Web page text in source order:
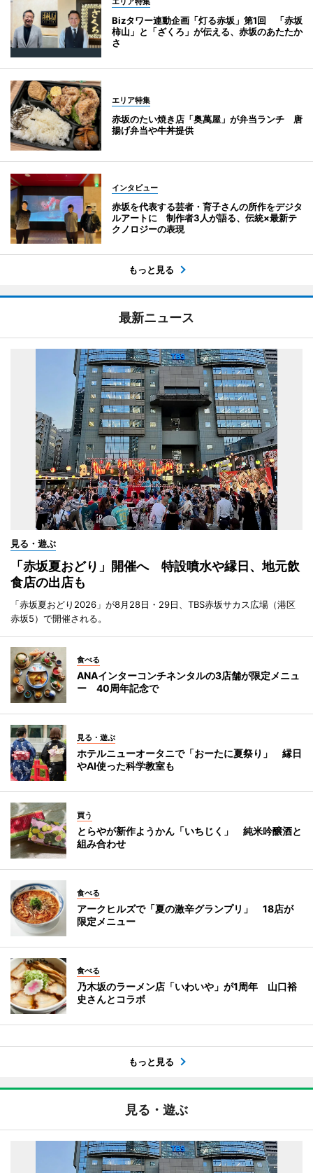
Bizタワー連動企画「灯る赤坂」第1回 「赤坂
柿山」と「ざくろ」が伝える、赤坂のあたたか
さ
エリア特集
赤坂のたい焼き店「奥萬屋」が弁当ランチ 唐
揚げ弁当や牛丼提供
インタビュー
赤坂を代表する芸者・育子さんの所作をデジタ
ルアートに 制作者3人が語る、伝統×最新テ
クノロジーの表現
もっと見る
最新ニュース
見る・遊ぶ
「赤坂夏おどり」開催へ 特設噴水や縁日、地元飲
食店の出店も
「赤坂夏おどり2026」が8月28日・29日、TBS赤坂サカス広場（港区
赤坂5）で開催される。
食べる
ANAインターコンチネンタルの3店舗が限定メニュ
ー 40周年記念で
見る・遊ぶ
ホテルニューオータニで「おーたに夏祭り」 縁日
やAI使った科学教室も
買う
とらやが新作ようかん「いちじく」 純米吟醸酒と
組み合わせ
食べる
アークヒルズで「夏の激辛グランプリ」 18店が
限定メニュー
食べる
乃木坂のラーメン店「いわいや」が1周年 山口裕
史さんとコラボ
もっと見る
見る・遊ぶ